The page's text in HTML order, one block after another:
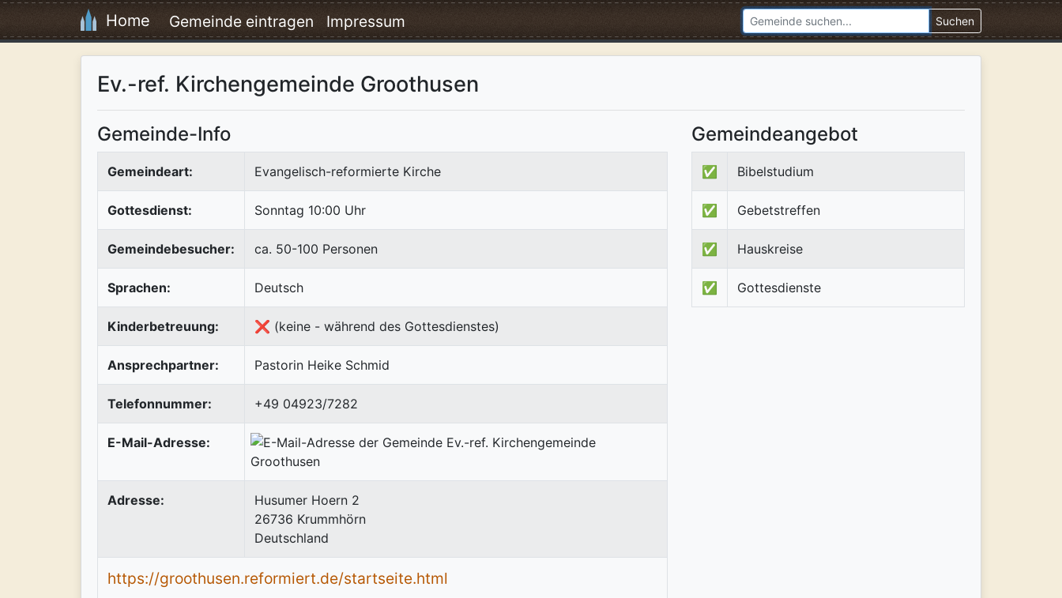
Home Gemeinde eintragen Impressum Suchen
Ev.-ref. Kirchengemeinde Groothusen
Gemeinde-Info
Gemeindeart: Evangelisch-reformierte Kirche
Gottesdienst: Sonntag 10:00 Uhr
Gemeindebesucher: ca. 50-100 Personen
Sprachen: Deutsch
Kinderbetreuung: ❌ (keine - während des Gottesdienstes)
Ansprechpartner: Pastorin Heike Schmid
Telefonnummer: +49 04923/7282
E-Mail-Adresse:
Adresse:
Husumer Hoern 2
26736 Krummhörn
Deutschland
https://groothusen.reformiert.de/startseite.html
Gemeindeangebot
✅ Bibelstudium
✅ Gebetstreffen
✅ Hauskreise
✅ Gottesdienste